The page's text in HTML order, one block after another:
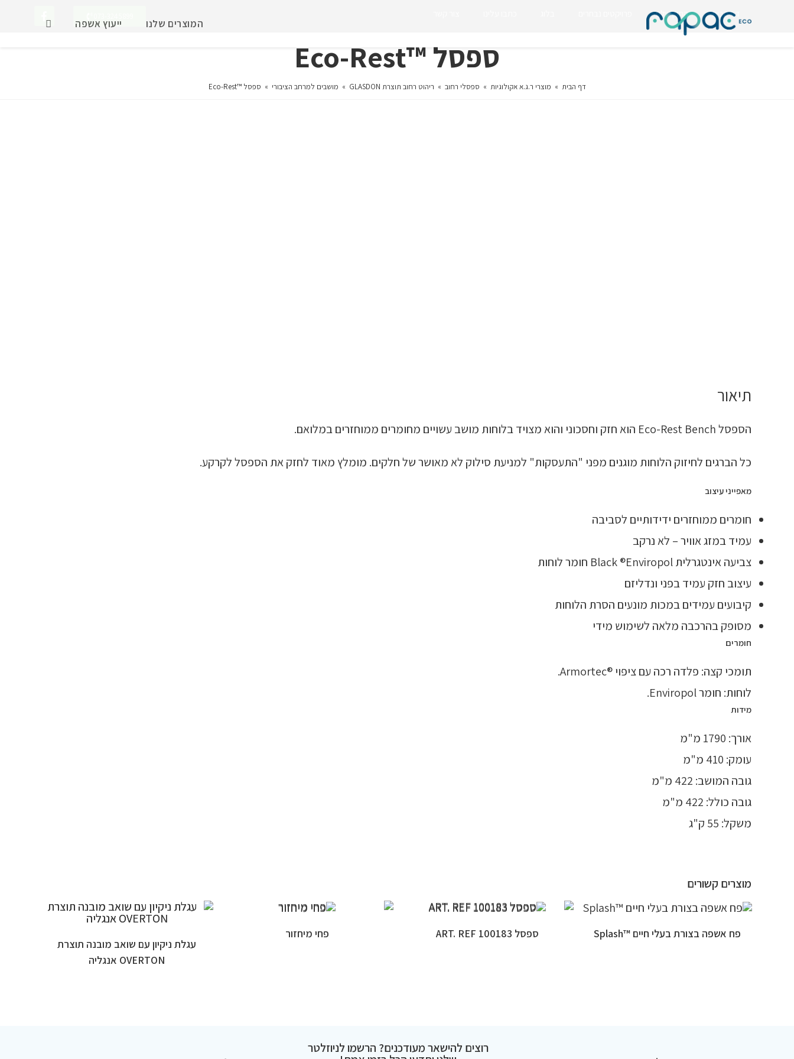
דף הבית החזון שלנו
המוצרים שלנו ייעוץ אשפה
ספסל ™Eco-Rest
דף הבית » מוצרי ר.ג.א אקולוגיות » ספסלי רחוב » ריהוט רחוב תוצרת GLASDON » מושבים למרחב הציבורי » ספסל ™Eco-Rest
תיאור
הספסל Eco-Rest Bench הוא חזק וחסכוני והוא מצויד בלוחות מושב עשויים מחומרים ממוחזרים במלואם.
כל הברגים לחיזוק הלוחות מוגנים מפני "התעסקות" למניעת סילוק לא מאושר של חלקים. מומלץ מאוד לחזק את הספסל לקרקע.
מאפייני עיצוב
חומרים ממוחזרים ידידותיים לסביבה
עמיד במזג אוויר – לא נרקב
צביעה אינטגרלית Black ®Enviropol חומר לוחות
עיצוב חזק עמיד בפני ונדליזם
קיבועים עמידים במכות מונעים הסרת הלוחות
מסופק בהרכבה מלאה לשימוש מידי
חומרים
תומכי קצה: פלדה רכה עם ציפוי ®Armortec.
לוחות: חומר Enviropol.
מידות
אורך: 1790 מ"מ
עומק: 410 מ"מ
גובה המושב: 422 מ"מ
גובה כולל: 422 מ"מ
משקל: 55 ק"ג
מוצרים קשורים
פח אשפה בצורת בעלי חיים ™Splash ספסל ART. REF 100183 פחי מיחזור
עגלת ניקיון עם שואב מובנה תוצרת
OVERTON אנגליה
רוצים להישאר מעודכנים? הרשמו לניוזלטר